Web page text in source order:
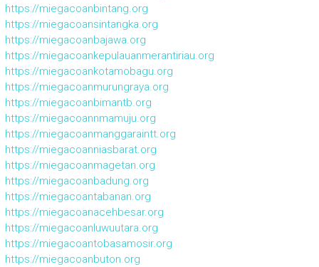
https://miegacoanbintang.org
https://miegacoansintangka.org
https://miegacoanbajawa.org
https://miegacoankepulauanmerantiriau.org
https://miegacoankotamobagu.org
https://miegacoanmurungraya.org
https://miegacoanbimantb.org
https://miegacoannmamuju.org
https://miegacoanmanggaraintt.org
https://miegacoanniasbarat.org
https://miegacoanmagetan.org
https://miegacoanbadung.org
https://miegacoantabanan.org
https://miegacoanacehbesar.org
https://miegacoanluwuutara.org
https://miegacoantobasamosir.org
https://miegacoanbuton.org